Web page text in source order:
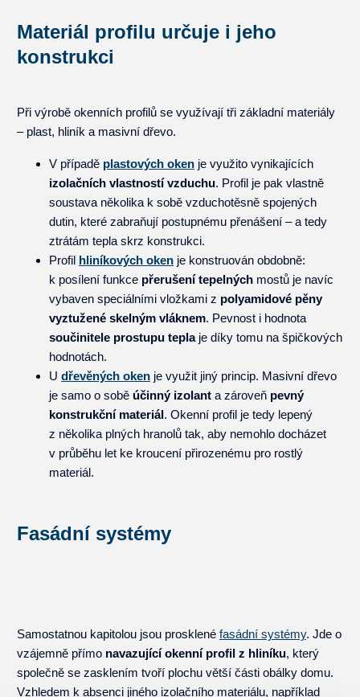
Materiál profilu určuje i jeho
konstrukci
Při výrobě okenních profilů se využívají tři základní materiály
– plast, hliník a masivní dřevo.
V případě plastových oken je využito vynikajících
izolačních vlastností vzduchu. Profil je pak vlastně
soustava několika k sobě vzduchotěsně spojených
dutin, které zabraňují postupnému přenášení – a tedy
ztrátám tepla skrz konstrukci.
Profil hliníkových oken je konstruován obdobně:
k posílení funkce přerušení tepelných mostů je navíc
vybaven speciálními vložkami z polyamidové pěny
vyztužené skelným vláknem. Pevnost i hodnota
součinitele prostupu teplaje díky tomu na špičkových
hodnotách.
U dřevěných oken je využit jiný princip. Masivní dřevo
je samo o sobě účinný izolant a zároveň pevný
konstrukční materiál. Okenní profil je tedy lepený
z několika plných hranolů tak, aby nemohlo docházet
v průběhu let ke kroucení přirozenému pro rostlý
materiál.
Fasádní systémy
Samostatnou kapitolou jsou prosklené fasádní systémy. Jde o
vzájemně přímo navazující okenní profil z hliníku, který
společně se zasklením tvoří plochu větší části obálky domu.
Vzhledem k absenci jiného izolačního materiálu, například